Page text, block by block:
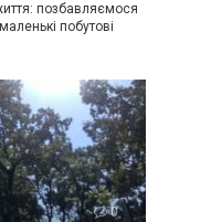
позбавляємося
побутові
0